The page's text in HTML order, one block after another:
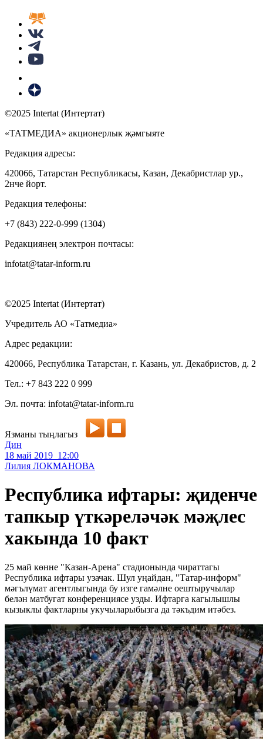
©2025 Intertat (Интертат)
«ТАТМЕДИА» акционерлык җәмгыяте
Редакция адресы:
420066, Татарстан Республикасы, Казан, Декабристлар ур.,
2нче йорт.
Редакция телефоны:
+7 (843) 222-0-999 (1304)
Редакциянең электрон почтасы:
infotat@tatar-inform.ru
©2025 Intertat (Интертат)
Учредитель АО «Татмедиа»
Адрес редакции:
420066, Республика Татарстан, г. Казань, ул. Декабристов, д. 2
Тел.: +7 843 222 0 999
Эл. почта: infotat@tatar-inform.ru
Язманы тыңлагыз
Дин
18 май 2019 12:00
Лилия ЛОКМАНОВА
Республика ифтары: җиденче
тапкыр үткәреләчәк мәҗлес
хакында 10 факт
25 май көнне "Казан-Арена" стадионында чираттагы
Республика ифтары узачак. Шул уңайдан, "Татар-информ"
мәгълүмат агентлыгында бу изге гамәлне оештыручылар
белән матбугат конференциясе узды. Ифтарга кагылышлы
кызыклы фактларны укучыларыбызга да тәкъдим итәбез.